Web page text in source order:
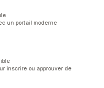
un portail moderne
inscrire ou approuver de